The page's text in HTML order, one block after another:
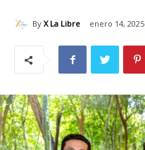
By X La Libre enero 14, 2025